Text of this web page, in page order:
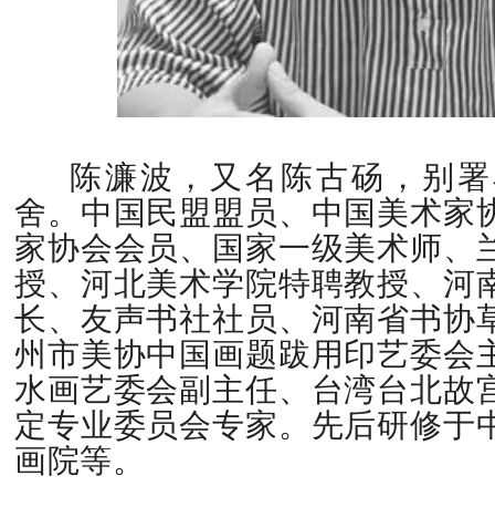
陈濂波，又名陈古砀，别署
舍。中国民盟盟员、中国美术家
家协会会员、国家一级美术师、
授、河北美术学院特聘教授、河
长、友声书社社员、河南省书协
州市美协中国画题跋用印艺委会
水画艺委会副主任、台湾台北故
定专业委员会专家。先后研修于
画院等。